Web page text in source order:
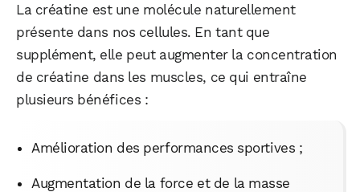
La créatine est une molécule naturellement
présente dans nos cellules. En tant que
supplément, elle peut augmenter la concentration
de créatine dans les muscles, ce qui entraîne
plusieurs bénéfices :
Amélioration des performances sportives ;
Augmentation de la force et de la masse